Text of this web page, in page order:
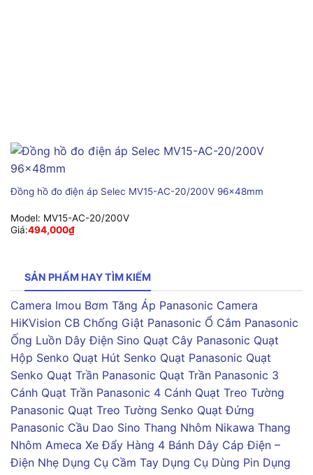
Đồng hồ đo điện áp Selec MV15-AC-20/200V 96x48mm
Model: MV15-AC-20/200V
Giá:494,000₫
SẢN PHẨM HAY TÌM KIẾM
Camera Imou Bơm Tăng Áp Panasonic Camera
HiKVision CB Chống Giật Panasonic Ổ Cắm Panasonic
Ống Luồn Dây Điện Sino Quạt Cây Panasonic Quạt
Hộp Senko Quạt Hút Senko Quạt Panasonic Quạt
Senko Quạt Trần Panasonic Quạt Trần Panasonic 3
Cánh Quạt Trần Panasonic 4 Cánh Quạt Treo Tường
Panasonic Quạt Treo Tường Senko Quạt Đứng
Panasonic Cầu Dao Sino Thang Nhôm Nikawa Thang
Nhôm Ameca Xe Đẩy Hàng 4 Bánh Dây Cáp Điện –
Điện Nhẹ Dụng Cụ Cầm Tay Dụng Cụ Dùng Pin Dụng